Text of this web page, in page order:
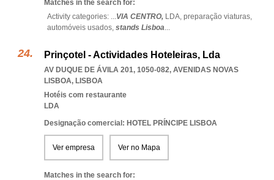
Matches in the search for:
Activity categories: ...VIA CENTRO, LDA, preparação viaturas,
automóveis usados, stands Lisboa...
Prinçotel - Actividades Hoteleiras, Lda
AV DUQUE DE ÁVILA 201, 1050-082, AVENIDAS NOVAS
LISBOA, LISBOA
Hotéis com restaurante
LDA
Designação comercial: HOTEL PRÍNCIPE LISBOA
Ver empresa Ver no Mapa
Matches in the search for: